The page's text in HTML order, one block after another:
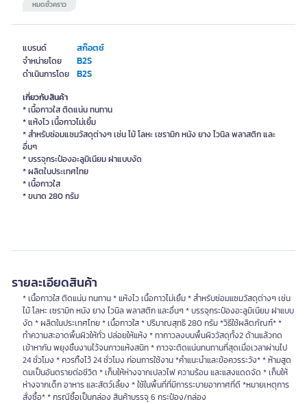
แบรนด์ สก๊อตช์
จำหน่ายโดย B2S
ดำเนินการโดย B2S
หมดชั่วคราว
เกี่ยวกับสินค้า
* เนื้อกาวใส ติดแน่น ทนทาน
* แห้งไว เนื้อกาวไม่เยิ้ม
* สำหรับซ่อมแซมวัสดุต่างๆ เช่น ไม้ โลหะ เซรามิก หนัง ยาง ไวนิล พลาสติก และ
อื่นๆ
* บรรจุกระป๋องอะลูมิเนียม ฝาแบบงัด
* ผลิตในประเทศไทย
* เนื้อกาวใส
* ขนาด 280 กรัม
รายละเอียดสินค้า
* เนื้อกาวใส ติดแน่น ทนทาน * แห้งไว เนื้อกาวไม่เยิ้ม * สำหรับซ่อมแซมวัสดุต่างๆ เช่น
ไม้ โลหะ เซรามิก หนัง ยาง ไวนิล พลาสติก และอื่นๆ * บรรจุกระป๋องอะลูมิเนียม ฝาแบบ
งัด * ผลิตในประเทศไทย * เนื้อกาวใส * ปริมาณสุทธิ 280 กรัม *วิธีใช้ผลิตภัณฑ์* *
ทำความสะอาดพื้นผิวให้ทั่ว ปล่อยให้แห้ง * ทากาวลงบนพื้นผิววัสดุทั้ง2 ด้านแล้วกด
เข้าหากัน พยุงชิ้นงานไว้จนกาวแห้งสนิท * กาวจะติดแน่นทนทานที่สุดเมื่อเวลาผ่านไป
24 ชั่วโมง * ควรทิ้งไว้ 24 ชั่วโมง ก่อนการใช้งาน *คำแนะนำและข้อควรระวัง* * ห้ามสูด
ดมเป็นอันตรายต่อชีวิต * เก็บให้ห่างจากเปลวไฟ ความร้อน และแสงแดดจัด * เก็บให้
ห่างจากเด็ก อาหาร และสัตว์เลี้ยง * ใช้ในพื้นที่ที่มีการระบายอากาศที่ดี *หมายเหตุการ
สั่งซื้อ* * กรณีซื้อเป็นกล่อง สินค้าบรรจุ 6 กระป๋อง/กล่อง